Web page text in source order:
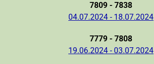
7809 - 7838
04.07.2024 - 18.07.2024
7779 - 7808
19.06.2024 - 03.07.2024